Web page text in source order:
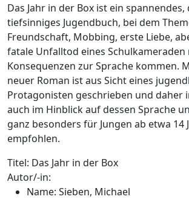
Das Jahr in der Box ist ein spannendes,
tiefsinniges Jugendbuch, bei dem
Freundschaft, Mobbing, erste Liebe,
fatale Unfalltod eines Schulkameraden
Konsequenzen zur Sprache kommen.
neuer Roman ist aus Sicht eines
Protagonisten geschrieben und daher
auch im Hinblick auf dessen Sprache
ganz besonders für Jungen ab etwa 14
empfohlen.
Titel: Das Jahr in der Box
Autor/-in:
Name: Sieben, Michael